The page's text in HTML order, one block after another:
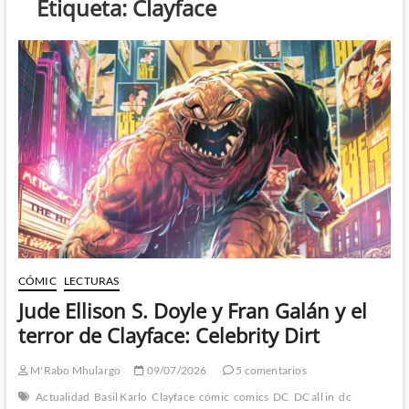
Etiqueta: Clayface
CÓMIC LECTURAS
Jude Ellison S. Doyle y Fran Galán y el
terror de Clayface: Celebrity Dirt
M'Rabo Mhulargo 09/07/2026
5 comentarios
Actualidad Basil Karlo Clayface cómic comics DC DC all in dc